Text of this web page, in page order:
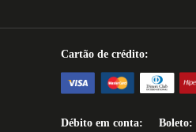
Cartão de crédito:
Débito em conta: Boleto: